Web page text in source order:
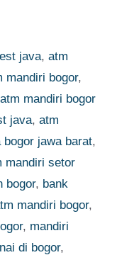
java,atm
mandiri bogor,
atm mandiri bogor
java, atm
jawa barat,
mandiri setor
bogor, bank
mandiri bogor,
, mandiri
di bogor,